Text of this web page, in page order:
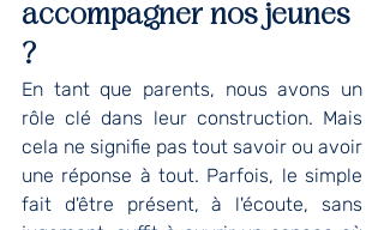
accompagner nos jeunes
?
En tant que parents, nous avons un
rôle clé dans leur construction. Mais
cela ne signifie pas tout savoir ou avoir
une réponse à tout. Parfois, le simple
fait d'être présent, à l'écoute, sans